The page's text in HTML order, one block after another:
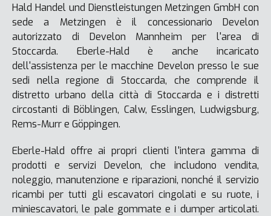
Hald Handel und Dienstleistungen Metzingen GmbH con
sede a Metzingen è il concessionario Develon
autorizzato di Develon Mannheim per l'area di
Stoccarda. Eberle-Hald è anche incaricato
dell'assistenza per le macchine Develon presso le sue
sedi nella regione di Stoccarda, che comprende il
distretto urbano della città di Stoccarda e i distretti
circostanti di Böblingen, Calw, Esslingen, Ludwigsburg,
Rems-Murr e Göppingen.
Eberle-Hald offre ai propri clienti l'intera gamma di
prodotti e servizi Develon, che includono vendita,
noleggio, manutenzione e riparazioni, nonché il servizio
ricambi per tutti gli escavatori cingolati e su ruote, i
miniescavatori, le pale gommate e i dumper articolati.